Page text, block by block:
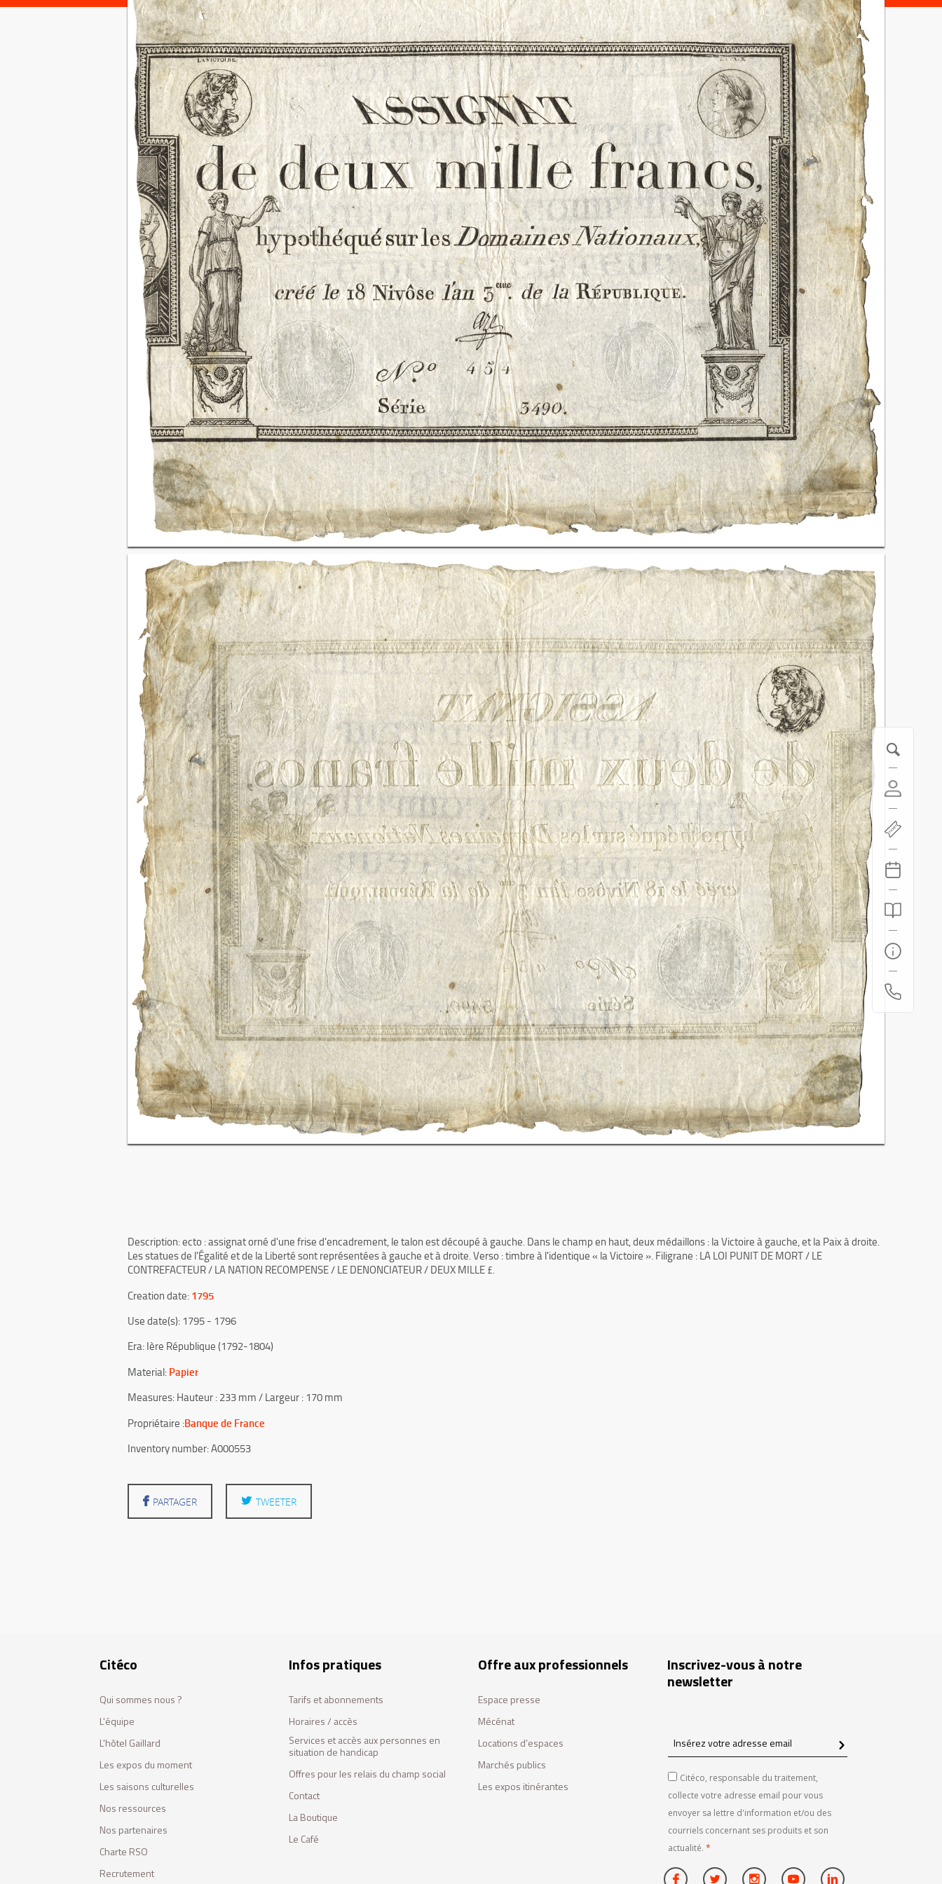
Description: ecto : assignat orné d'une frise d'encadrement, le talon est découpé à gauche. Dans le champ en haut, deux médaillons : la Victoire à gauche, et la Paix à droite.
Les statues de l'Égalité et de la Liberté sont représentées à gauche et à droite. Verso : timbre à l'identique « la Victoire ». Filigrane : LA LOI PUNIT DE MORT / LE
CONTREFACTEUR / LA NATION RECOMPENSE / LE DENONCIATEUR / DEUX MILLE £.
Creation date:1795
Use date(s): 1795 - 1796
Era: Ière République (1792-1804)
Material:Papier
Measures: Hauteur : 233 mm / Largeur : 170 mm
Propriétaire :Banque de France
Inventory number: A000553
PARTAGER TWEETER
Citéco
Qui sommes nous ?
L'équipe
L'hôtel Gaillard
Les expos du moment
Les saisons culturelles
Nos ressources
Nos partenaires
Charte RSO
Recrutement
Infos pratiques
Tarifs et abonnements
Horaires / accès
Services et accès aux personnes en
situation de handicap
Offres pour les relais du champ social
Contact
La Boutique
Le Café
Offre aux professionnels
Espace presse
Mécénat
Locations d’espaces
Marchés publics
Les expos itinérantes
Inscrivez-vous à notre
newsletter
Insérez
votre
adresse
email
Citéco, responsable du traitement,
collecte votre adresse email pour vous
envoyer sa lettre d'information et/ou des
courriels concernant ses produits et son
actualité. *